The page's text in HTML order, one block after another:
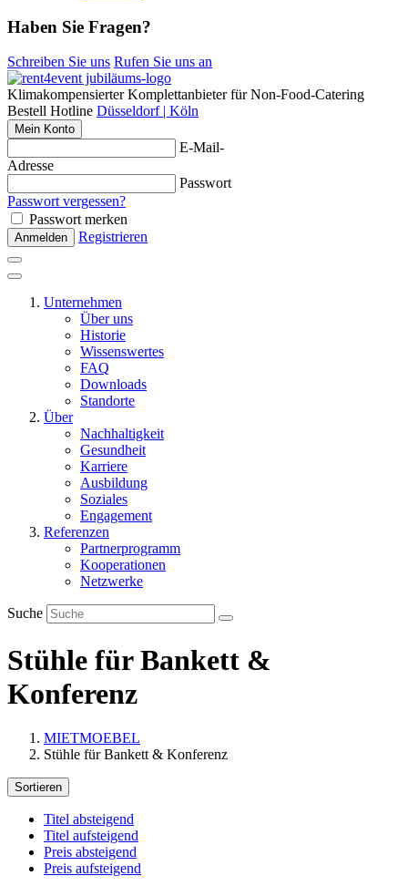
Haben Sie Fragen?
Schreiben Sie uns Rufen Sie uns an
Klimakompensierter Komplettanbieter für Non-Food-Catering
Bestell Hotline Düsseldorf | Köln
Mein Konto
E-Mail-
Adresse
Passwort
Passwort vergessen?
Passwort merken
Anmelden Registrieren
Unternehmen
Über uns
Historie
Wissenswertes
FAQ
Downloads
Standorte
Über
Nachhaltigkeit
Gesundheit
Karriere
Ausbildung
Soziales
Engagement
Referenzen
Partnerprogramm
Kooperationen
Netzwerke
Suche
Stühle für Bankett &
Konferenz
MIETMOEBEL
Stühle für Bankett & Konferenz
Sortieren
Titel absteigend
Titel aufsteigend
Preis absteigend
Preis aufsteigend